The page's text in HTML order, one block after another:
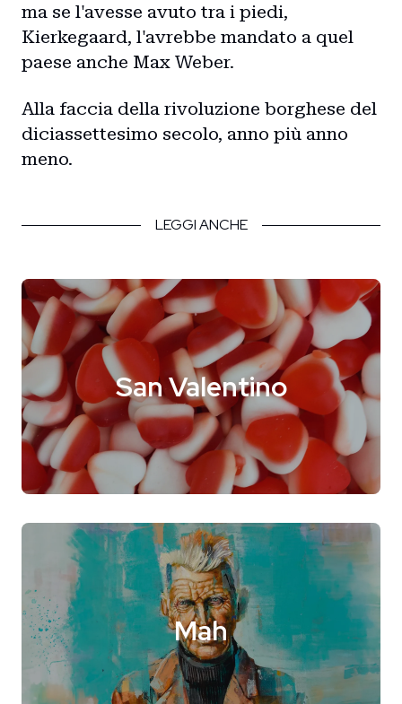
ma se l'avesse avuto tra i piedi,
Kierkegaard, l'avrebbe mandato a quel
paese anche Max Weber.
Alla faccia della rivoluzione borghese del
diciassettesimo secolo, anno più anno
meno.
LEGGI ANCHE
San Valentino
Mah